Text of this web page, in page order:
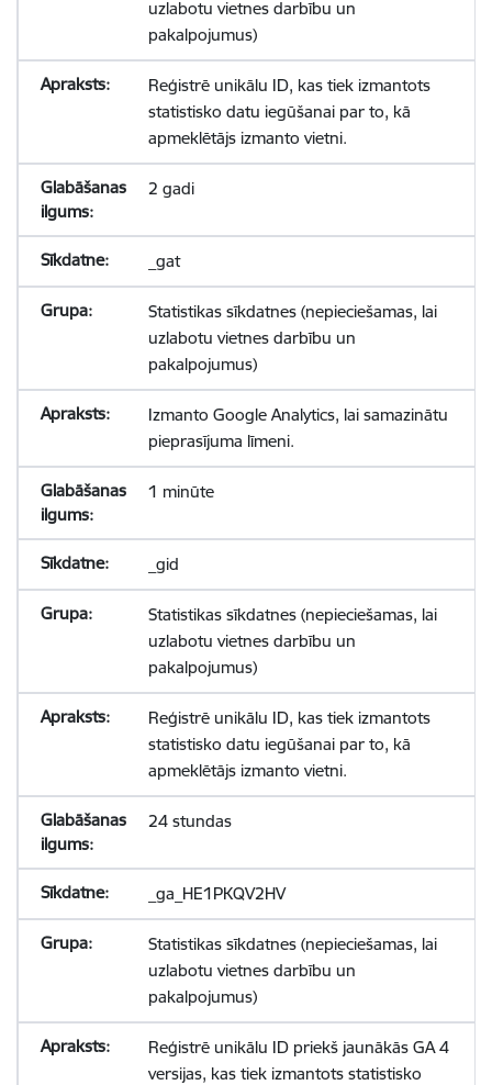
uzlabotu vietnes darbību un
pakalpojumus)
Reģistrē unikālu ID, kas tiek izmantots
statistisko datu iegūšanai par to, kā
apmeklētājs izmanto vietni.
2 gadi
_gat
Statistikas sīkdatnes (nepieciešamas, lai
uzlabotu vietnes darbību un
pakalpojumus)
Izmanto Google Analytics, lai samazinātu
pieprasījuma līmeni.
1 minūte
_gid
Statistikas sīkdatnes (nepieciešamas, lai
uzlabotu vietnes darbību un
pakalpojumus)
Reģistrē unikālu ID, kas tiek izmantots
statistisko datu iegūšanai par to, kā
apmeklētājs izmanto vietni.
24 stundas
_ga_HE1PKQV2HV
Statistikas sīkdatnes (nepieciešamas, lai
uzlabotu vietnes darbību un
pakalpojumus)
Reģistrē unikālu ID priekš jaunākās GA 4
versijas, kas tiek izmantots statistisko